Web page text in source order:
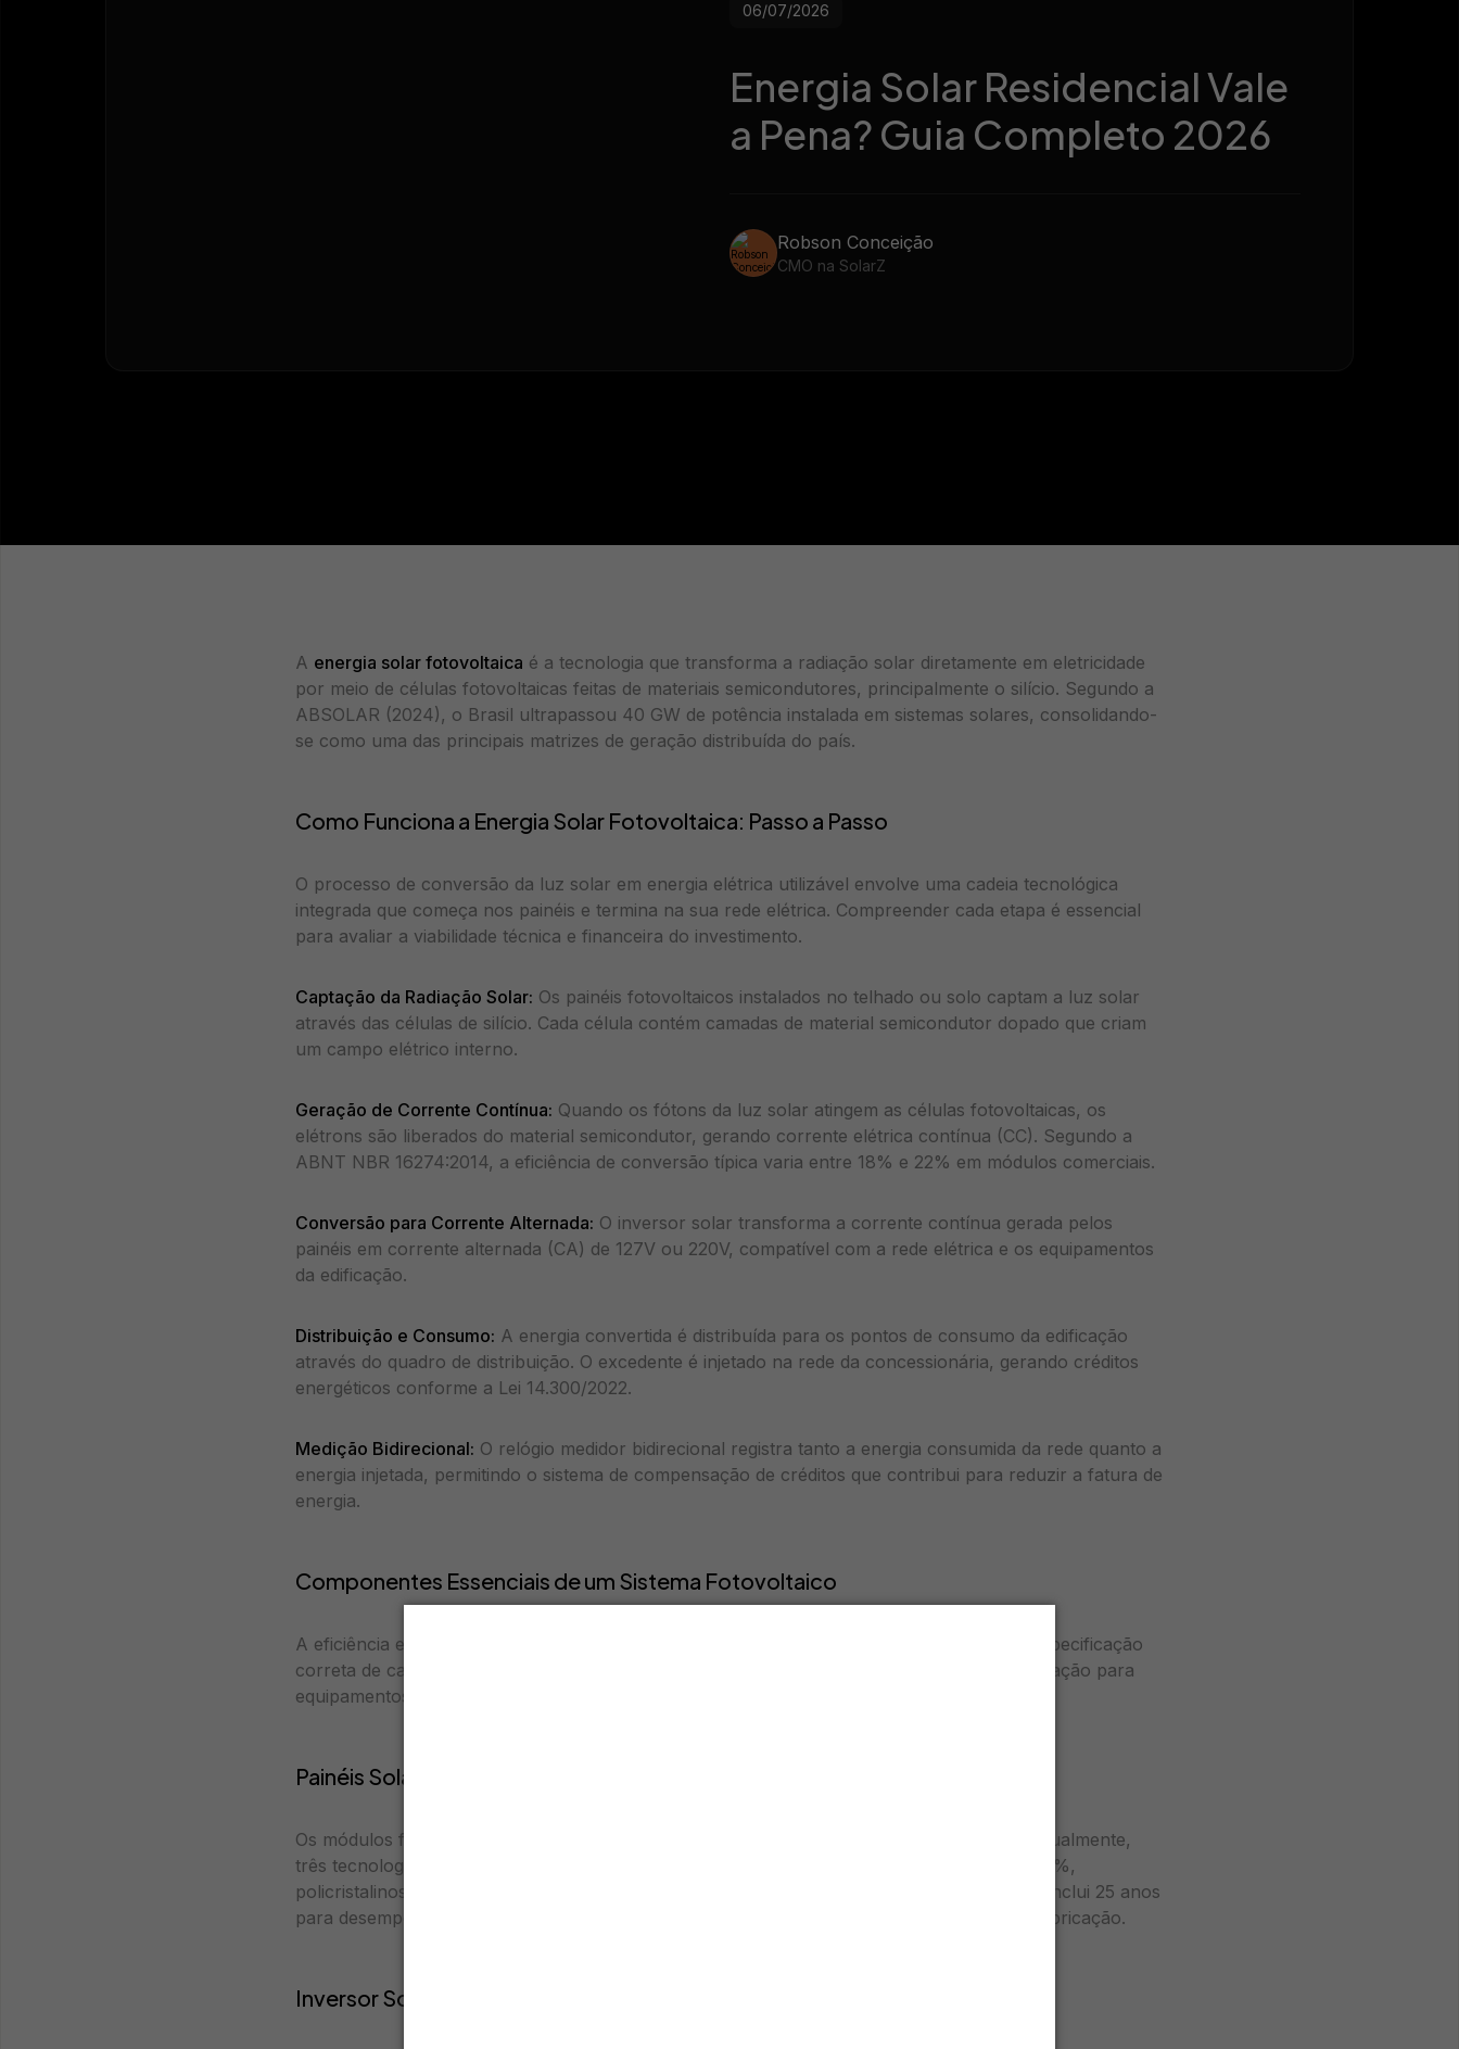
06/07/2026
Energia Solar Residencial Vale
a Pena? Guia Completo 2026
Robson Conceição
CMO na SolarZ
A energia solar fotovoltaica é a tecnologia que transforma a radiação solar diretamente em eletricidade
por meio de células fotovoltaicas feitas de materiais semicondutores, principalmente o silício. Segundo a
ABSOLAR (2024), o Brasil ultrapassou 40 GW de potência instalada em sistemas solares, consolidando-
se como uma das principais matrizes de geração distribuída do país.
Como Funciona a Energia Solar Fotovoltaica: Passo a Passo
O processo de conversão da luz solar em energia elétrica utilizável envolve uma cadeia tecnológica
integrada que começa nos painéis e termina na sua rede elétrica. Compreender cada etapa é essencial
para avaliar a viabilidade técnica e financeira do investimento.
Captação da Radiação Solar: Os painéis fotovoltaicos instalados no telhado ou solo captam a luz solar
através das células de silício. Cada célula contém camadas de material semicondutor dopado que criam
um campo elétrico interno.
Geração de Corrente Contínua: Quando os fótons da luz solar atingem as células fotovoltaicas, os
elétrons são liberados do material semicondutor, gerando corrente elétrica contínua (CC). Segundo a
ABNT NBR 16274:2014, a eficiência de conversão típica varia entre 18% e 22% em módulos comerciais.
Conversão para Corrente Alternada: O inversor solar transforma a corrente contínua gerada pelos
painéis em corrente alternada (CA) de 127V ou 220V, compatível com a rede elétrica e os equipamentos
da edificação.
Distribuição e Consumo: A energia convertida é distribuída para os pontos de consumo da edificação
através do quadro de distribuição. O excedente é injetado na rede da concessionária, gerando créditos
energéticos conforme a Lei 14.300/2022.
Medição Bidirecional: O relógio medidor bidirecional registra tanto a energia consumida da rede quanto a
energia injetada, permitindo o sistema de compensação de créditos que contribui para reduzir a fatura de
energia.
Componentes Essenciais de um Sistema Fotovoltaico
A eficiência e durabilidade de uma instalação solar dependem diretamente da qualidade e especificação
correta de cada componente do sistema. A ANEEL estabelece requisitos mínimos de certificação para
equipamentos conectados à rede de distribuição.
Painéis Solares Fotovoltaicos
Os módulos fotovoltaicos são responsáveis pela conversão direta da luz em eletricidade. Atualmente,
três tecnologias dominam o mercado brasileiro: monocristalinos com eficiência de 20% a 23%,
policristalinos entre 16% e 19%, e filmes finos com 12% a 15%. A garantia padrão do setor inclui 25 anos
para desempenho mínimo de 80% da potência nominal e 10 a 12 anos contra defeitos de fabricação.
Inversor Solar